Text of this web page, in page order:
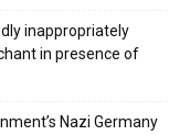
inappropriately
in presence of
Nazi Germany